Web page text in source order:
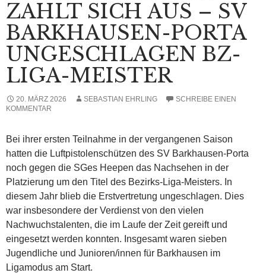
ZAHLT SICH AUS – SV
BARKHAUSEN-PORTA
UNGESCHLAGEN BZ-
LIGA-MEISTER
20. MÄRZ 2026 SEBASTIAN EHRLING
SCHREIBE EINEN
KOMMENTAR
Bei ihrer ersten Teilnahme in der vergangenen Saison
hatten die Luftpistolenschützen des SV Barkhausen-Porta
noch gegen die SGes Heepen das Nachsehen in der
Platzierung um den Titel des Bezirks-Liga-Meisters. In
diesem Jahr blieb die Erstvertretung ungeschlagen. Dies
war insbesondere der Verdienst von den vielen
Nachwuchstalenten, die im Laufe der Zeit gereift und
eingesetzt werden konnten. Insgesamt waren sieben
Jugendliche und Junioren/innen für Barkhausen im
Ligamodus am Start.